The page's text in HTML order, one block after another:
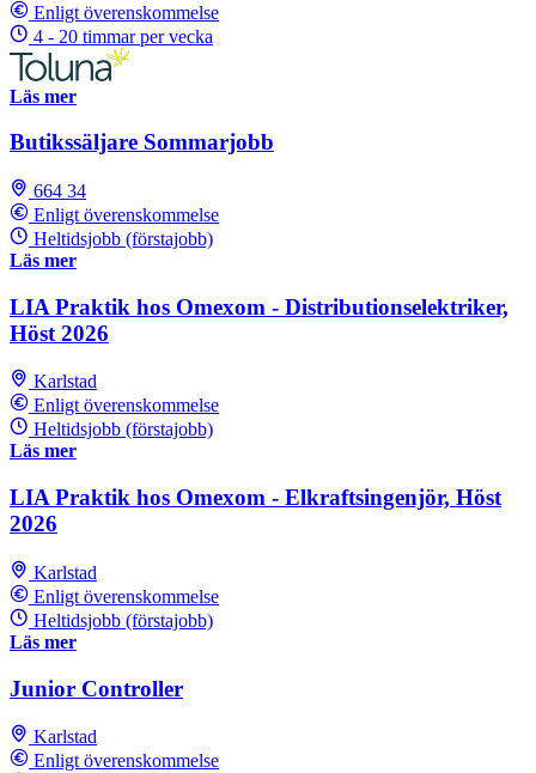
Enligt överenskommelse
4 - 20 timmar per vecka
Läs mer
Butikssäljare Sommarjobb
664 34
Enligt överenskommelse
Heltidsjobb (förstajobb)
Läs mer
LIA Praktik hos Omexom - Distributionselektriker,
Höst 2026
Karlstad
Enligt överenskommelse
Heltidsjobb (förstajobb)
Läs mer
LIA Praktik hos Omexom - Elkraftsingenjör, Höst
2026
Karlstad
Enligt överenskommelse
Heltidsjobb (förstajobb)
Läs mer
Junior Controller
Karlstad
Enligt överenskommelse